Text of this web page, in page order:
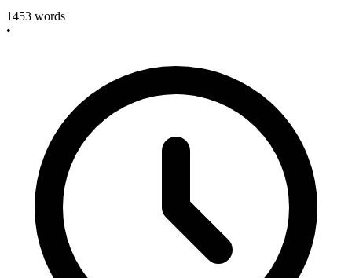
1453 words
•